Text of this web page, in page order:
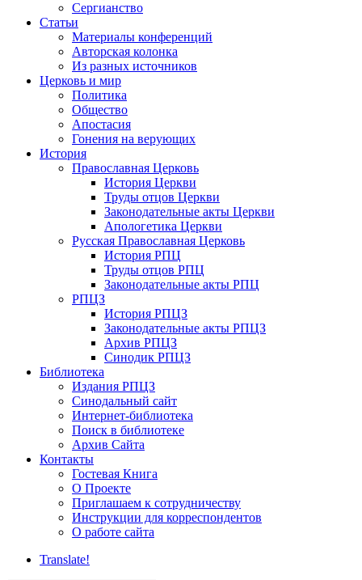
Сергианство
Статьи
Материалы конференций
Авторская колонка
Из разных источников
Церковь и мир
Политика
Общество
Апостасия
Гонения на верующих
История
Православная Церковь
История Церкви
Труды отцов Церкви
Законодательные акты Церкви
Апологетика Церкви
Русская Православная Церковь
История РПЦ
Труды отцов РПЦ
Законодательные акты РПЦ
РПЦЗ
История РПЦЗ
Законодательные акты РПЦЗ
Архив РПЦЗ
Синодик РПЦЗ
Библиотека
Издания РПЦЗ
Синодальный сайт
Интернет-библиотека
Поиск в библиотеке
Архив Сайта
Контакты
Гостевая Книга
О Проекте
Приглашаем к сотрудничеству
Инструкции для корреспондентов
О работе сайта
Translate!